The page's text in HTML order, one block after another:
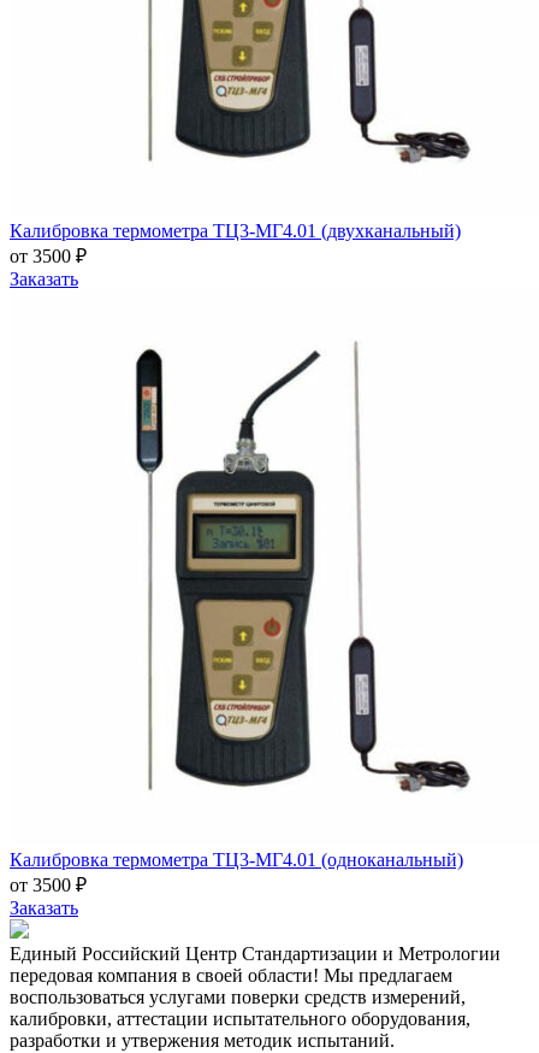
Калибровка термометра ТЦ3-МГ4.01 (двухканальный)
от 3500 ₽
Заказать
Калибровка термометра ТЦ3-МГ4.01 (одноканальный)
от 3500 ₽
Заказать
Единый Российский Центр Стандартизации и Метрологии
передовая компания в своей области! Мы предлагаем
воспользоваться услугами поверки средств измерений,
калибровки, аттестации испытательного оборудования,
разработки и утвержения методик испытаний.